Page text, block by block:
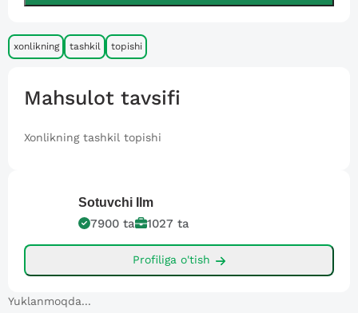
xonlikning tashkil topishi
Mahsulot tavsifi
Xonlikning tashkil topishi
Sotuvchi Ilm
7900 ta 1027 ta
Profiliga o'tish
Yuklanmoqda...